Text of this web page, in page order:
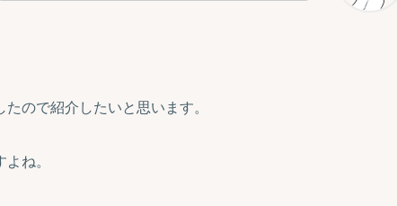
ので紹介したいと思います。
ね。